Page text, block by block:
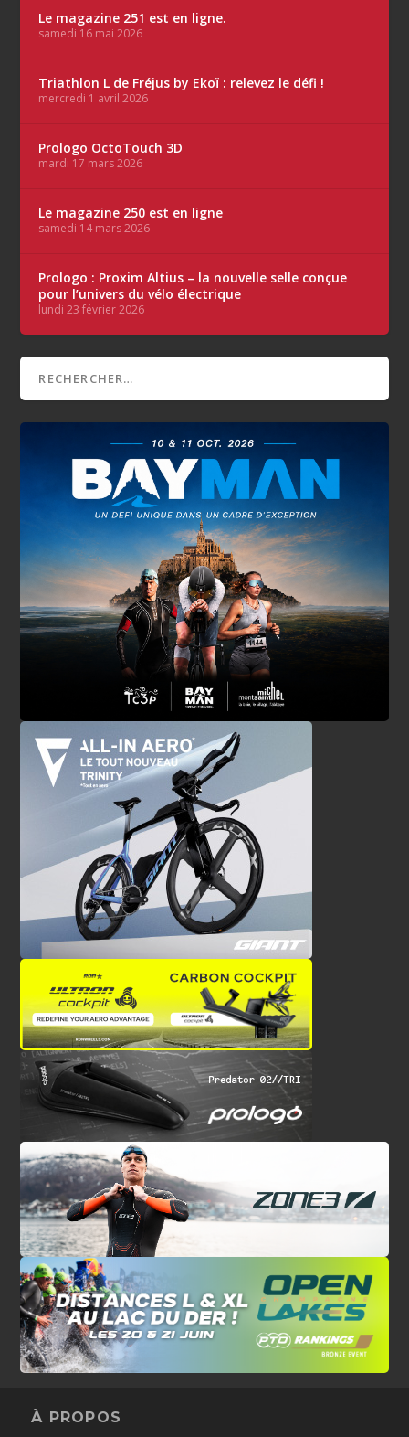
Le magazine 251 est en ligne.
samedi 16 mai 2026
Triathlon L de Fréjus by Ekoï : relevez le défi !
mercredi 1 avril 2026
Prologo OctoTouch 3D
mardi 17 mars 2026
Le magazine 250 est en ligne
samedi 14 mars 2026
Prologo : Proxim Altius – la nouvelle selle conçue
pour l’univers du vélo électrique
lundi 23 février 2026
À PROPOS